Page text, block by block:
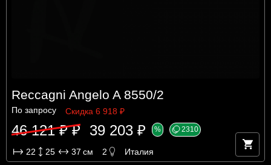
Reccagni Angelo A 8550/2
По запросу Скидка 6 918 ₽
46 121 ₽ ₽ 39 203 ₽ % 2310
22 25 37 см 2 Италия